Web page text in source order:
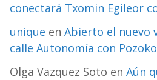
conectará Txomin Egileor
unique en Abierto el nuevo
calle Autonomía con
Olga Vazquez Soto en Aún